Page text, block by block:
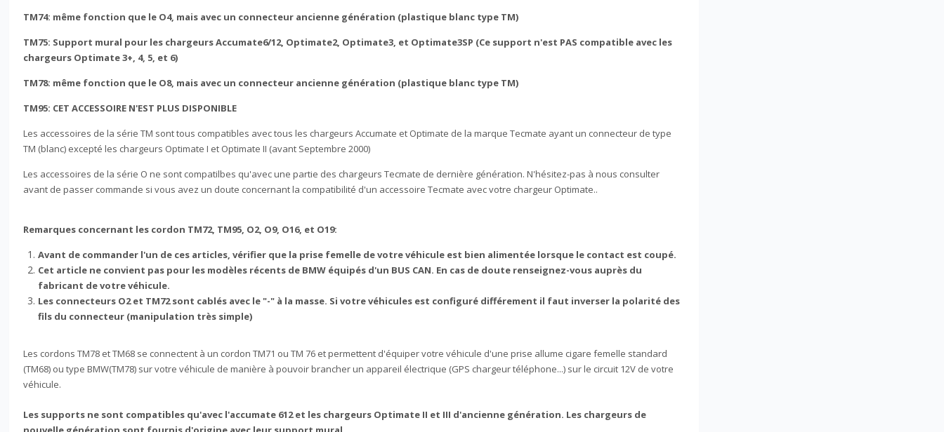
TM74: même fonction que le O4, mais avec un connecteur ancienne génération (plastique blanc type TM)
TM75: Support mural pour les chargeurs Accumate6/12, Optimate2, Optimate3, et Optimate3SP (Ce support n'est PAS compatible avec les
chargeurs Optimate 3+, 4, 5, et 6)
TM78: même fonction que le O8, mais avec un connecteur ancienne génération (plastique blanc type TM)
TM95: CET ACCESSOIRE N'EST PLUS DISPONIBLE
Les accessoires de la série TM sont tous compatibles avec tous les chargeurs Accumate et Optimate de la marque Tecmate ayant un connecteur de type
TM (blanc) excepté les chargeurs Optimate I et Optimate II (avant Septembre 2000)
Les accessoires de la série O ne sont compatilbes qu'avec une partie des chargeurs Tecmate de dernière génération. N'hésitez-pas à nous consulter
avant de passer commande si vous avez un doute concernant la compatibilité d'un accessoire Tecmate avec votre chargeur Optimate..
Remarques concernant les cordon TM72, TM95, O2, O9, O16, et O19:
Avant de commander l'un de ces articles, vérifier que la prise femelle de votre véhicule est bien alimentée lorsque le contact est coupé.
Cet article ne convient pas pour les modèles récents de BMW équipés d'un BUS CAN. En cas de doute renseignez-vous auprès du
fabricant de votre véhicule.
Les connecteurs O2 et TM72 sont cablés avec le "-" à la masse. Si votre véhicules est configuré différement il faut inverser la polarité des
fils du connecteur (manipulation très simple)
Les cordons TM78 et TM68 se connectent à un cordon TM71 ou TM 76 et permettent d'équiper votre véhicule d'une prise allume cigare femelle standard
(TM68) ou type BMW(TM78) sur votre véhicule de manière à pouvoir brancher un appareil électrique (GPS chargeur téléphone...) sur le circuit 12V de votre
véhicule.
Les supports ne sont compatibles qu'avec l'accumate 612 et les chargeurs Optimate II et III d'ancienne génération. Les chargeurs de